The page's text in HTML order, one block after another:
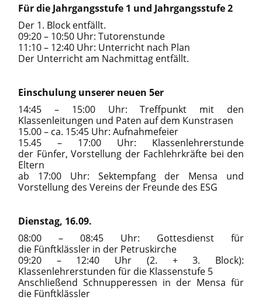
Für die Jahrgangsstufe 1 und Jahrgangsstufe 2
Der 1. Block entfällt.
09:20 – 10:50 Uhr: Tutorenstunde
11:10 – 12:40 Uhr: Unterricht nach Plan
Der Unterricht am Nachmittag entfällt.
Einschulung unserer neuen 5er
14:45 – 15:00 Uhr: Treffpunkt mit den
Klassenleitungen und Paten auf dem Kunstrasen
15.00 – ca. 15:45 Uhr: Aufnahmefeier
15.45 – 17:00 Uhr: Klassenlehrerstunde
der Fünfer, Vorstellung der Fachlehrkräfte bei den
Eltern
ab 17:00 Uhr: Sektempfang der Mensa und
Vorstellung des Vereins der Freunde des ESG
Dienstag, 16.09.
08:00 – 08:45 Uhr: Gottesdienst für
die Fünftklässler in der Petruskirche
09:20 – 12:40 Uhr (2. + 3. Block):
Klassenlehrerstunden für die Klassenstufe 5
Anschließend Schnupperessen in der Mensa für
die Fünftklässler